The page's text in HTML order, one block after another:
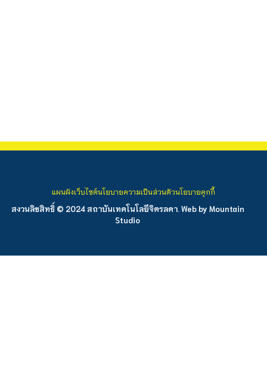
สงวนลิขสิทธิ์ © 2024 สถาบันเทคโนโลยีจิตรลดา. Web by Mountain
Studio
แผนผังเว็บไซต์นโยบายความเป็นส่วนตัวนโยบายคุกกี้